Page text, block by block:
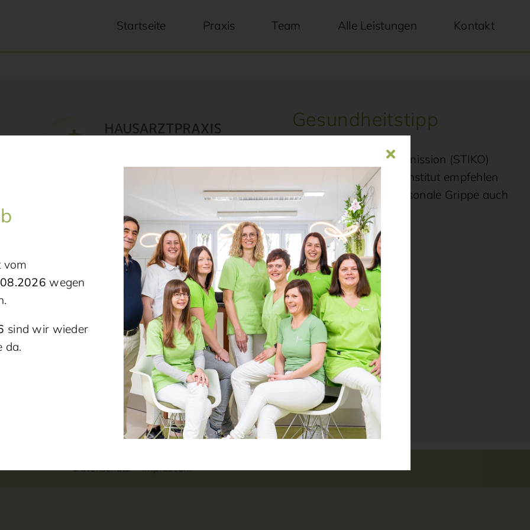
Startseite Praxis Team Alle Leistungen Kontakt
Telefon 09671 / 91 620
Gesundheitstipp
Die ständige Impfkommission (STIKO)
und das Robert Koch Institut empfehlen
die Impfung gegen saisonale Grippe auch
für Schwangere.
Datenschutz Impressum
vom
wegen
sind wir wieder
da.